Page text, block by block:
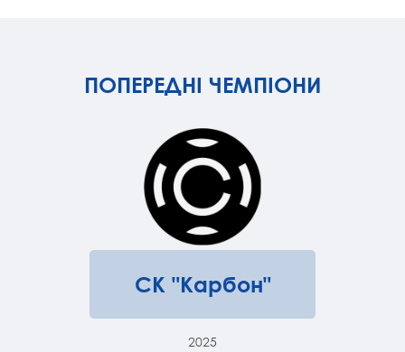
ПОПЕРЕДНІ ЧЕМПІОНИ
СК "Карбон"
2025